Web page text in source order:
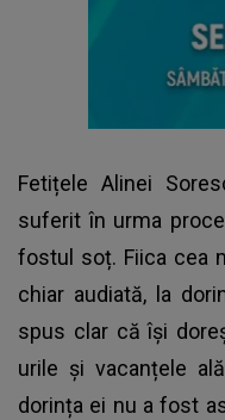
Fetițele Alinei
suferit în urma
fostul soț. Fiica cea
chiar audiată, la
spus clar că își
urile și vacanțele
dorința ei nu a fost